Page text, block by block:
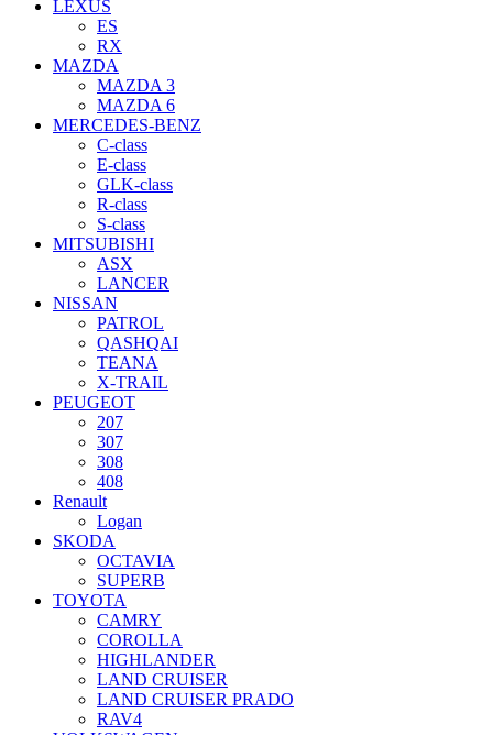
LEXUS
ES
RX
MAZDA
MAZDA 3
MAZDA 6
MERCEDES-BENZ
C-class
E-class
GLK-class
R-class
S-class
MITSUBISHI
ASX
LANCER
NISSAN
PATROL
QASHQAI
TEANA
X-TRAIL
PEUGEOT
207
307
308
408
Renault
Logan
SKODA
OCTAVIA
SUPERB
TOYOTA
CAMRY
COROLLA
HIGHLANDER
LAND CRUISER
LAND CRUISER PRADO
RAV4